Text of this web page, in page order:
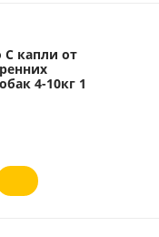
C капли от
4-10кг 1